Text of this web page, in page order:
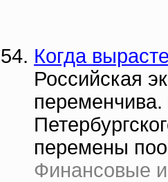
Когда
Российская
перемены
Финансовые